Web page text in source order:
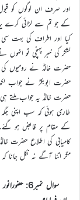
اور صرف ان لوگوں کو
کے جو تم سے لڑائی کرے
کیا اور اطراف کی بہت
لشکر کی خبر پہنچی تو
حضرت خالدؓ نے رومیوں کی
حضرت ابوبکرؓ نے جواب
حضرت خالدؓ یہ جواب ملتے
طاری ہوئی کہ سب اپنی
کے مقام پر قابض ہو
کامیابی کی اطلاع حضرت
مگر اتنا آگے نہ نکل جانا
سوال